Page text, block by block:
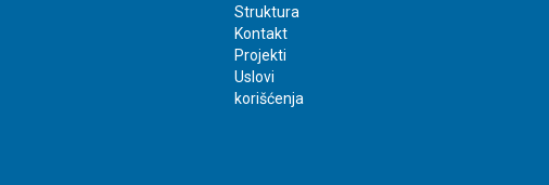
Struktura
Kontakt
Projekti
Uslovi
korišćenja